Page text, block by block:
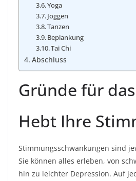
Yoga
Joggen
Tanzen
Beplankung
Tai Chi
Abschluss
Gründe für
Hebt Ihre
Stimmungsschwankungen sind
Sie können alles erleben, von
hin zu leichter Depression. Auf